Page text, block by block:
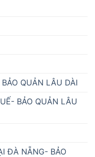
QUẢN LÂU DÀI
BẢO QUẢN LÂU
ĐÀ NẴNG- BẢO